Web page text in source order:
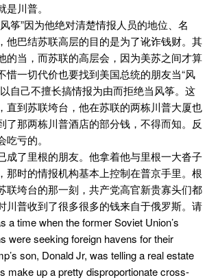
川普。
筝”因为他绝对清楚情报人员的地位、名
他巴结苏联高层的目的是为了讹诈钱财。其
的当，而苏联的高层会，因为美苏之间才算
惜一切代价也要找到美国总统的朋友当“风
自己不擅长搞情报为由而拒绝当风筝。这
直到苏联垮台，他在苏联的两栋川普大厦也
了那两栋川普酒店的部分钱，不得而知。反
亏的。
成了里根的朋友。他拿着他与里根一大沓子
那时的情报机构基本上控制在普京手里。根
联垮台的那一刻，共产党高官新贵寡头们都
川普收到了很多很多的钱来自于俄罗斯。请
a time when the former Soviet Union’s
were seeking foreign havens for their
son, Donald Jr, was telling a real estate
make up a pretty disproportionate cross-